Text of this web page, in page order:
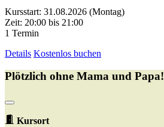
Kursstart: 31.08.2026 (Montag)
Zeit: 20:00 bis 21:00
1 Termin
Details Kostenlos buchen
Plötzlich ohne Mama und Papa!
Kursort